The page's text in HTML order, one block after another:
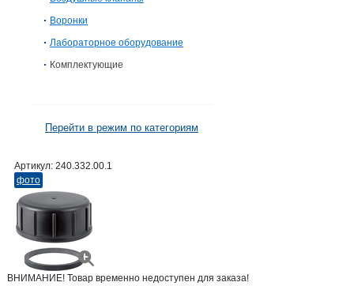
Воронки
Лабораторное оборудование
Комплектующие
Перейти в режим по категориям
Артикул: 240.332.00.1
фото
ВНИМАНИЕ! Товар временно недоступен для заказа!